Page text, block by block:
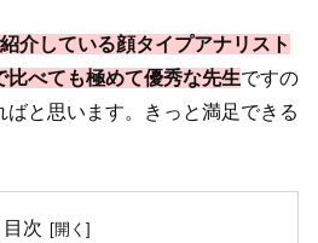
介している顔タイプアナリスト
比べても極めて優秀な先生ですの
と思います。きっと満足できる
目次